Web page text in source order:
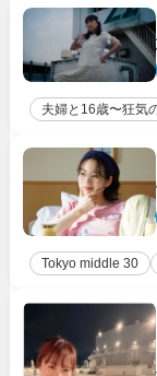
夫婦と16歳〜狂気
Tokyo middle 30